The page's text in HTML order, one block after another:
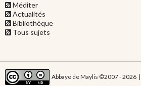
Méditer
Actualités
Bibliothèque
Tous sujets
Abbaye de Maylis ©2007 - 2026 |